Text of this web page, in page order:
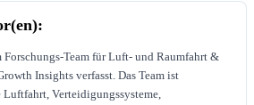
Team für Luft- und Raumfahrt &
Insights verfasst. Das Team ist
Verteidigungssysteme,